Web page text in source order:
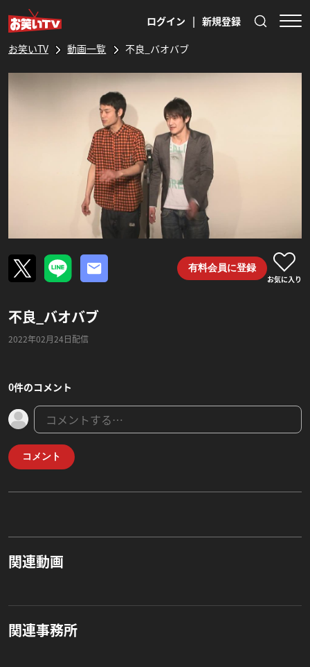
ログイン | 新規登録
お笑いTV 動画一覧 不良_バオバブ
有料会員に登録
お気に入り
不良_バオバブ
2022年02月24日配信
0件のコメント
コメント
関連動画
関連事務所